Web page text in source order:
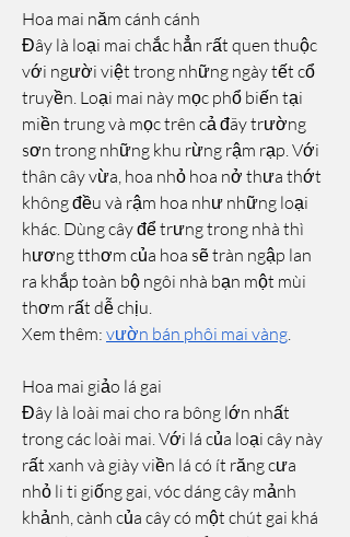
Hoa mai năm cánh cánh
Đây là loại mai chắc hẳn rất quen thuộc
với người việt trong những ngày tết cổ
truyền. Loại mai này mọc phổ biến tại
miền trung và mọc trên cả đãy trường
sơn trong những khu rừng rậm rạp. Với
thân cây vừa, hoa nhỏ hoa nở thưa thớt
không đều và rậm hoa như những loại
khác. Dùng cây để trưng trong nhà thì
hương tthơm của hoa sẽ tràn ngập lan
ra khắp toàn bộ ngôi nhà bạn một mùi
thơm rất dễ chịu.
Xem thêm: vườn bán phôi mai vàng.
Hoa mai giảo lá gai
Đây là loài mai cho ra bông lớn nhất
trong các loài mai. Với lá của loại cây này
rất xanh và giày viền lá có ít răng cưa
nhỏ li ti giống gai, vóc dáng cây mảnh
khảnh, cành của cây có một chút gai khá